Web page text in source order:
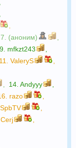
7. (аноним)
9. mfkzt243
11. ValeryS
14. Andyyy
razo
SpbTV
Cerj